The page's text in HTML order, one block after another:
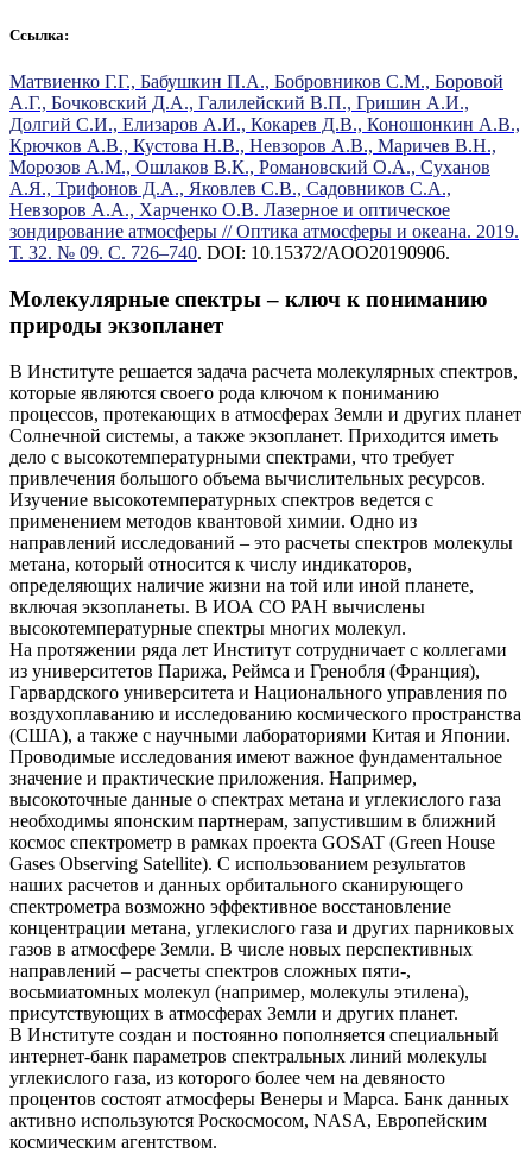
Ссылка:
Матвиенко Г.Г., Бабушкин П.А., Бобровников С.М., Боровой
А.Г., Бочковский Д.А., Галилейский В.П., Гришин А.И.,
Долгий С.И., Елизаров А.И., Кокарев Д.В., Коношонкин А.В.,
Крючков А.В., Кустова Н.В., Невзоров А.В., Маричев В.Н.,
Морозов А.М., Ошлаков В.К., Романовский О.А., Суханов
А.Я., Трифонов Д.А., Яковлев С.В., Садовников С.А.,
Невзоров А.А., Харченко О.В. Лазерное и оптическое
зондирование атмосферы // Оптика атмосферы и океана. 2019.
Т. 32. № 09. С. 726–740. DOI: 10.15372/AOO20190906.
Молекулярные спектры – ключ к пониманию
природы экзопланет
В Институте решается задача расчета молекулярных спектров,
которые являются своего рода ключом к пониманию
процессов, протекающих в атмосферах Земли и других планет
Солнечной системы, а также экзопланет. Приходится иметь
дело с высокотемпературными спектрами, что требует
привлечения большого объема вычислительных ресурсов.
Изучение высокотемпературных спектров ведется с
применением методов квантовой химии. Одно из
направлений исследований – это расчеты спектров молекулы
метана, который относится к числу индикаторов,
определяющих наличие жизни на той или иной планете,
включая экзопланеты. В ИОА СО РАН вычислены
высокотемпературные спектры многих молекул.
На протяжении ряда лет Институт сотрудничает с коллегами
из университетов Парижа, Реймса и Гренобля (Франция),
Гарвардского университета и Национального управления по
воздухоплаванию и исследованию космического пространства
(США), а также с научными лабораториями Китая и Японии.
Проводимые исследования имеют важное фундаментальное
значение и практические приложения. Например,
высокоточные данные о спектрах метана и углекислого газа
необходимы японским партнерам, запустившим в ближний
космос спектрометр в рамках проекта GOSAT (Green House
Gases Observing Satellite). С использованием результатов
наших расчетов и данных орбитального сканирующего
спектрометра возможно эффективное восстановление
концентрации метана, углекислого газа и других парниковых
газов в атмосфере Земли. В числе новых перспективных
направлений – расчеты спектров сложных пяти-,
восьмиатомных молекул (например, молекулы этилена),
присутствующих в атмосферах Земли и других планет.
В Институте создан и постоянно пополняется специальный
интернет-банк параметров спектральных линий молекулы
углекислого газа, из которого более чем на девяносто
процентов состоят атмосферы Венеры и Марса. Банк данных
активно используются Роскосмосом, NASA, Европейским
космическим агентством.